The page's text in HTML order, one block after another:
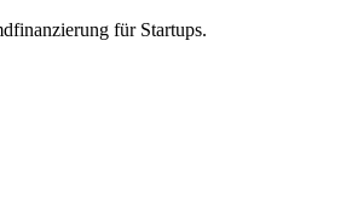
für Startups.